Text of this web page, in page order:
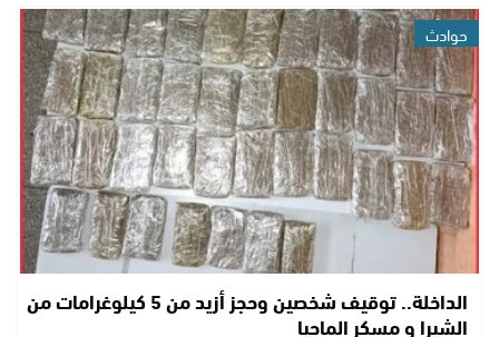
حوادث
الداخلة.. توقيف شخصين وحجز أزيد من 5 كيلوغرامات من
الشيرا و مسكر الماحيا